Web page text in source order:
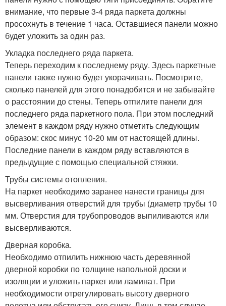
внимание, что первые 3-4 ряда паркета должны
просохнуть в течение 1 часа. Оставшиеся панели можно
будет уложить за один раз.
Укладка последнего ряда паркета.
Теперь переходим к последнему ряду. Здесь паркетные
панели также нужно будет укорачивать. Посмотрите,
сколько панелей для этого понадобится и не забывайте
о расстоянии до стены. Теперь отпилите панели для
последнего ряда паркетного пола. При этом последний
элемент в каждом ряду нужно отметить следующим
образом: скос минус 10-20 мм от настоящей длины.
Последние панели в каждом ряду вставляются в
предыдущие с помощью специальной стяжки.
Трубы системы отопления.
На паркет необходимо заранее нанести границы для
высверливания отверстий для трубы (диаметр трубы 10
мм. Отверстия для трубопроводов выпиливаются или
высверливаются.
Дверная коробка.
Необходимо отпилить нижнюю часть деревянной
дверной коробки по толщине напольной доски и
изоляции и уложить паркет или ламинат. При
необходимости отрегулировать высоту дверного